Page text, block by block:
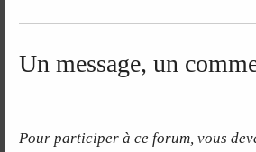
Un message, un
Pour participer à ce forum, vous